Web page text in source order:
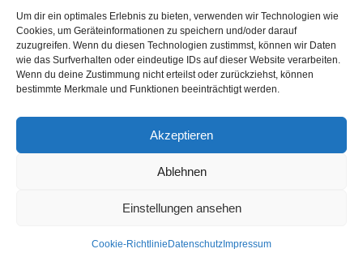
Um dir ein optimales Erlebnis zu bieten, verwenden wir Technologien wie
Cookies, um Geräteinformationen zu speichern und/oder darauf
zuzugreifen. Wenn du diesen Technologien zustimmst, können wir Daten
wie das Surfverhalten oder eindeutige IDs auf dieser Website verarbeiten.
Wenn du deine Zustimmung nicht erteilst oder zurückziehst, können
bestimmte Merkmale und Funktionen beeinträchtigt werden.
Akzeptieren
Ablehnen
Einstellungen ansehen
Cookie-Richtlinie Datenschutz Impressum
Events & Success 3005
Breaking News 2067
Aktuelles
Featured Article
Karriere 567
©